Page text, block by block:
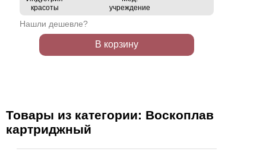
красоты
учреждение
Нашли дешевле?
В корзину
Товары из категории: Воскоплав
картриджный